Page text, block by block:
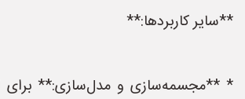
**سایر کاربردها:**
* **مجسمه‌سازی و مدل‌سازی:** برای